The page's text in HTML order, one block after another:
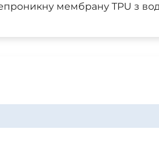
мембрану TPU з